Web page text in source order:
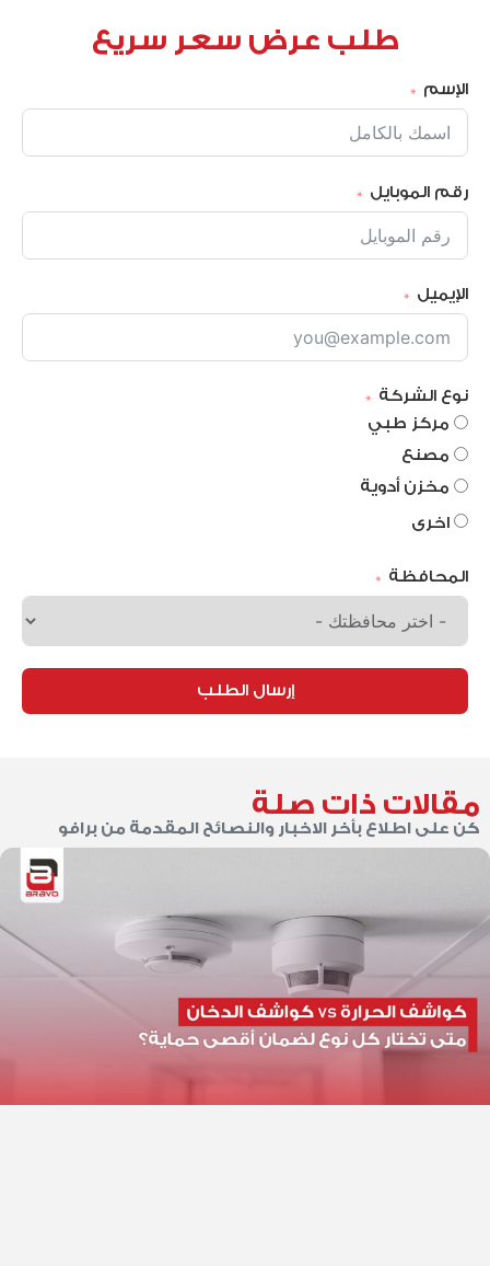
طلب عرض سعر سريع
الإسم
رقم الموبايل
الإيميل
نوع الشركة
مركز طبي
مصنع
مخزن أدوية
اخرى
المحافظة
إرسال الطلب
مقالات ذات صلة
كن على اطلاع بأخر الاخبار والنصائح المقدمة من برافو